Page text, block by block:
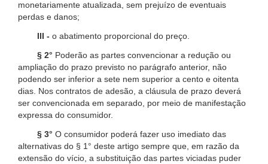
monetariamente atualizada, sem prejuízo de eventuais
perdas e danos;
III - o abatimento proporcional do preço.
§ 2° Poderão as partes convencionar a redução ou
ampliação do prazo previsto no parágrafo anterior, não
podendo ser inferior a sete nem superior a cento e oitenta
dias. Nos contratos de adesão, a cláusula de prazo deverá
ser convencionada em separado, por meio de manifestação
expressa do consumidor.
§ 3° O consumidor poderá fazer uso imediato das
alternativas do § 1° deste artigo sempre que, em razão da
extensão do vício, a substituição das partes viciadas puder